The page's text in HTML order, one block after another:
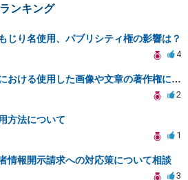
ンキング
じり名使用、パブリシティ権の影響は？
4
ホームページ制作における使用した画像や文章の著作権について
2
方法について
1
情報開示請求への対応策について相談
3